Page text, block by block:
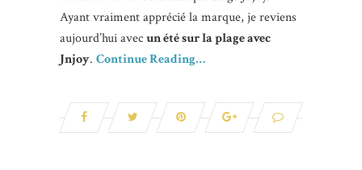
Ayant vraiment apprécié la marque, je reviens
aujourd’hui avecun été sur la plage avec
Jnjoy. Continue Reading…